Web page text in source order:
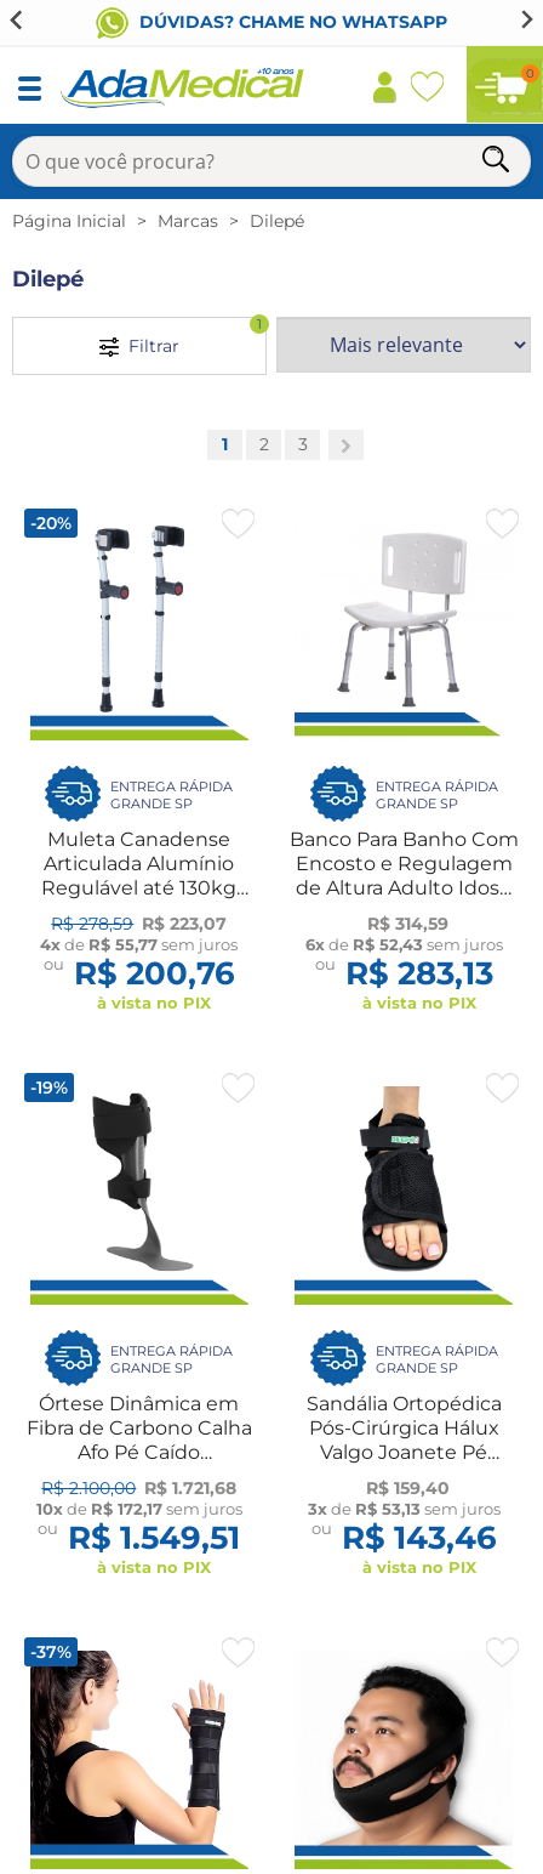
DÚVIDAS? CHAME NO WHATSAPP
0
Página Inicial Marcas Dilepé
Dilepé
Filtrar
1
1 2 3
-20%
ENTREGA RÁPIDA
GRANDE SP
Muleta Canadense
Articulada Alumínio
Regulável até 130kg
Ortopédico Conforto
Idoso Fratura ANVISA
Par Dilepé
R$ 278,59 R$ 223,07
4xde R$ 55,77sem juros
ou
R$ 200,76
à vista no PIX
ENTREGA RÁPIDA
GRANDE SP
Banco Para Banho Com
Encosto e Regulagem
de Altura Adulto Idoso
até 130 kg Dilepé
R$ 314,59
6xde R$ 52,43 sem juros
ou
R$ 283,13
à vista no PIX
-19%
ENTREGA RÁPIDA
GRANDE SP
Órtese Dinâmica em
Fibra de Carbono Calha
Afo Pé Caído
Reabilitação da Marcha
Estabilidade Caminhar
Dilepé
R$ 2.100,00 R$ 1.721,68
10xde R$ 172,17sem juros
ou
R$ 1.549,51
à vista no PIX
ENTREGA RÁPIDA
GRANDE SP
Sandália Ortopédica
Pós-Cirúrgica Hálux
Valgo Joanete Pé
Diabético Ajustável
Confortável
Antialérgico UN Dilepé
R$ 159,40
3xde R$ 53,13 sem juros
ou
R$ 143,46
à vista no PIX
-37%